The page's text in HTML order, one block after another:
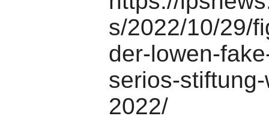
s/2022/10/29/
der-lowen-
serios-
2022/